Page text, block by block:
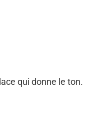
qui donne le ton.